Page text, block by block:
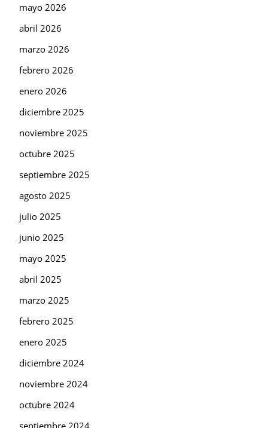
mayo 2026
abril 2026
marzo 2026
febrero 2026
enero 2026
diciembre 2025
noviembre 2025
octubre 2025
septiembre 2025
agosto 2025
julio 2025
junio 2025
mayo 2025
abril 2025
marzo 2025
febrero 2025
enero 2025
diciembre 2024
noviembre 2024
octubre 2024
septiembre 2024